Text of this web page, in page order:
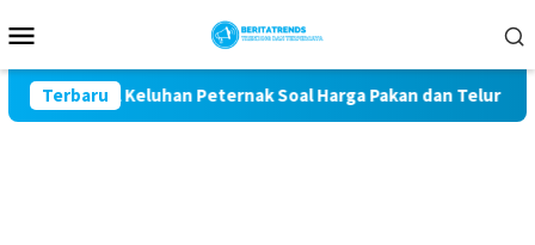
ke
Mobile
Terbaru
Kawal Keluhan Peternak Soal Harga Pakan dan Telur